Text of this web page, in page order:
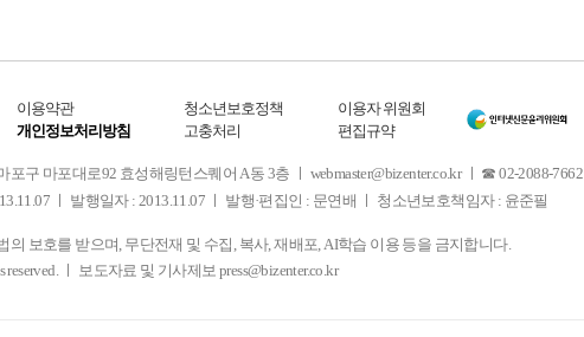
이용약관
개인정보처리방침
청소년보호정책
고충처리
이용자 위원회
편집규약
구 마포대로92 효성해링턴스퀘어 A동 3층 ㅣ webmaster@bizenter.co.kr ㅣ ☎ 02-2088-7662
ㅣ 발행일자 : 2013.11.07 ㅣ 발행·편집인 : 문연배 ㅣ 청소년보호책임자 : 윤준필
보호를 받으며, 무단전재 및 수집, 복사, 재배포, AI학습 이용 등을 금지합니다.
ㅣ 보도자료 및 기사제보press@bizenter.co.kr